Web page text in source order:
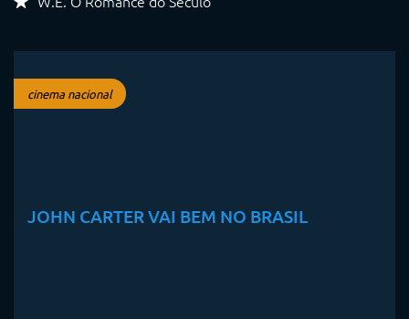
cinema nacional
JOHN CARTER VAI BEM NO BRASIL